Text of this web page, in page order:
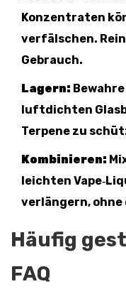
Konzentraten
verfälschen.
Gebrauch.
Lagern:
luftdichten
Terpene zu
Kombinieren:
leichten
verlängern, ohne
Häufig
FAQ